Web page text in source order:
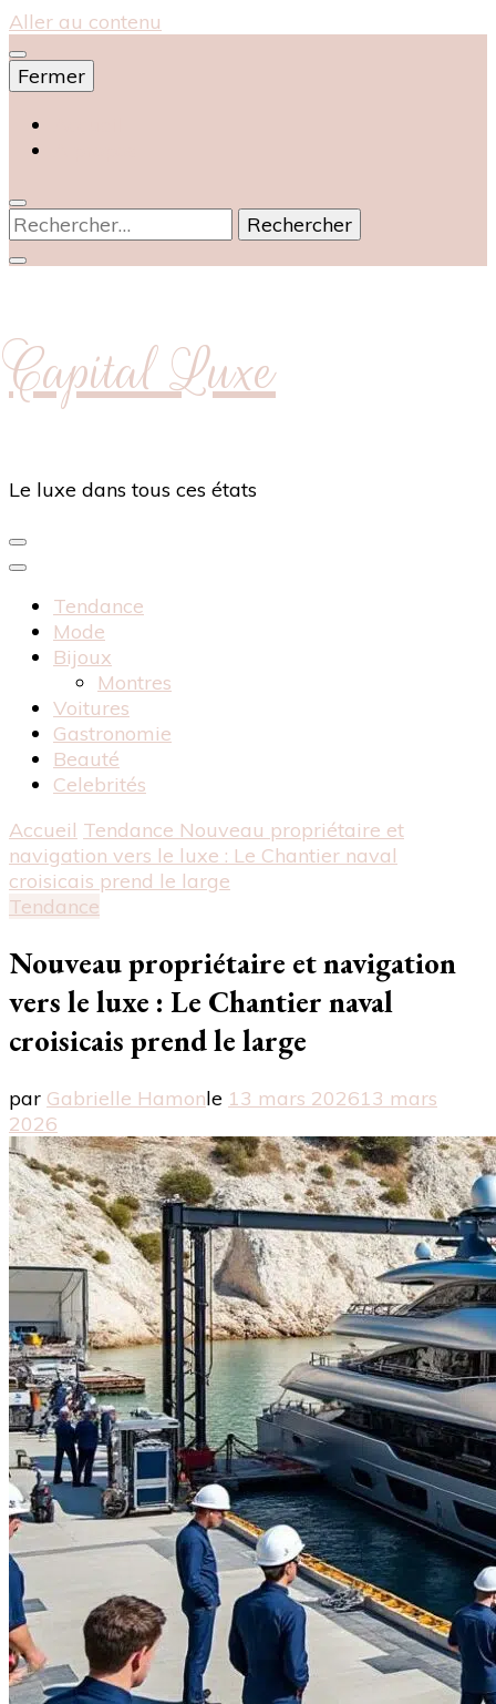
Aller au contenu
Fermer
Rechercher :
Capital Luxe
Le luxe dans tous ces états
Tendance
Mode
Bijoux
Montres
Voitures
Gastronomie
Beauté
Celebrités
Accueil Tendance Nouveau propriétaire et
navigation vers le luxe : Le Chantier naval
croisicais prend le large
Tendance
Nouveau propriétaire et navigation
vers le luxe : Le Chantier naval
croisicais prend le large
par Gabrielle Hamonle 13 mars 202613 mars
2026